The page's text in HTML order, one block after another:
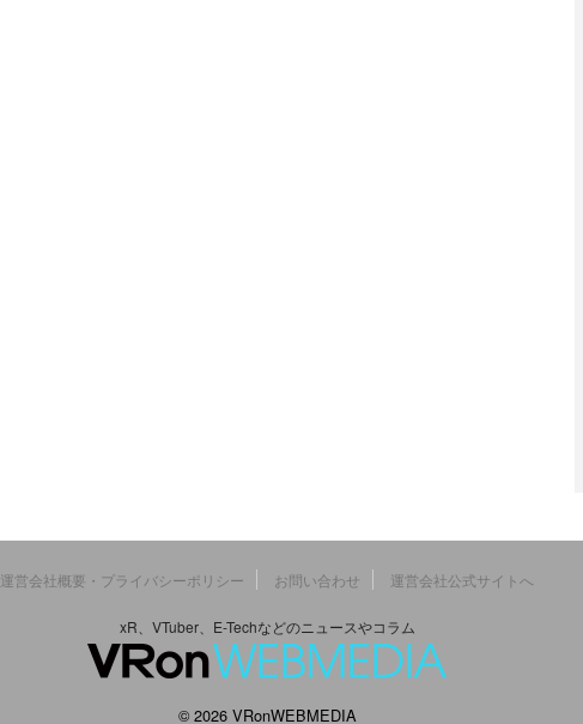
運営会社概要・プライバシーポリシー お問い合わせ 運営会社公式サイトへ
xR、VTuber、E-Techなどのニュースやコラム
© 2026 VRonWEBMEDIA